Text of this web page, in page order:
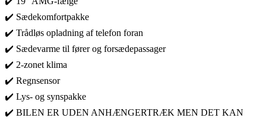
✔️ Sædekomfortpakke
✔️ Trådløs opladning af telefon foran
✔️ Sædevarme til fører og forsædepassager
✔️ 2-zonet klima
✔️ Regnsensor
✔️ Lys- og synspakke
✔️ BILEN ER UDEN ANHÆNGERTRÆK MEN DET KAN